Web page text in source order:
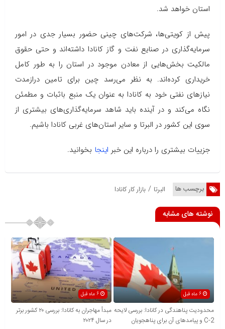
استان خواهد شد.
پیش از کویتی‌ها، شرکت‌های چینی حضور بسیار جدی در امور
سرمایه‌گذاری در صنایع نفت و گاز کانادا داشته‌اند و حتی حقوق
مالکیت بخش‌هایی از معادن موجود در استان را به طور کامل
خریداری کرده‌اند. به نظر می‌رسد چین برای تامین درازمدت
نیازهای نفتی خود به کانادا به عنوان یک منبع باثبات و مطمئن
نگاه می‌کند و در آینده باید شاهد سرمایه‌گذاری‌های بیشتری از
سوی این کشور در البرتا و سایر استان‌های غربی کانادا باشیم.
جزییات بیشتری را درباره این خبر اینجا بخوانید.
برچسب ها البرتا / بازار کار کانادا
نوشته های مشابه
6 ماه قبل
محدودیت پناهندگی در کانادا: بررسی لایحه
C-2 و پیامدهای آن برای پناهجویان
مبدأ مهاجران به کانادا: بررسی ۲۰ کشور برتر
در سال ۲۰۲۴